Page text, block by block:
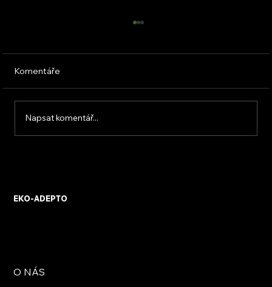
Komentáře
Napsat komentář...
EKO-ADEPTO
O NÁS